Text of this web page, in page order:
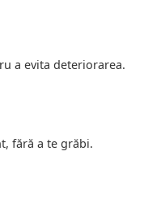
a evita deteriorarea.
fără a te grăbi.